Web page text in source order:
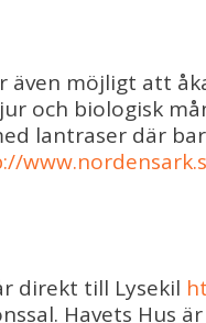
även möjligt att
och biologisk
lantraser där
direkt till Lysekil
Havets Hus